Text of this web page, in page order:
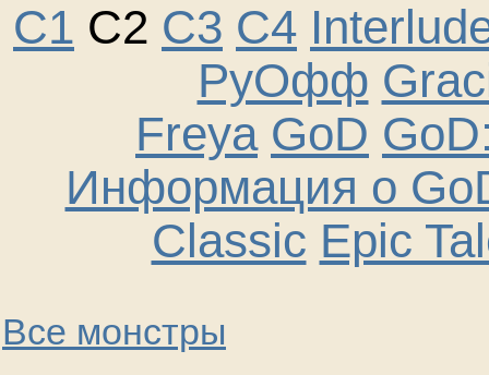
C1 C2 C3 C4
РуОфф
Freya GoD
Информация о
Classic Epic
Все монстры